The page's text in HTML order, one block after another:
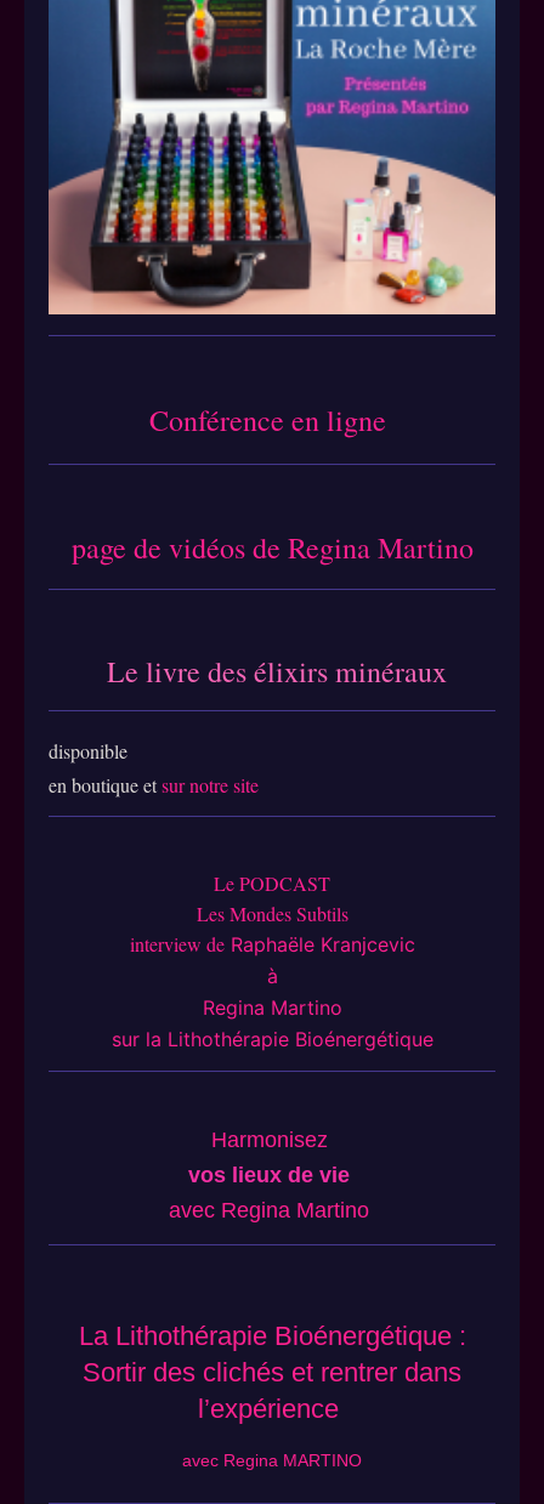
Conférence en ligne
page de vidéos de Regina Martino
Le livre des élixirs minéraux
disponible
en boutique etsur notre site
Le PODCAST
Les Mondes Subtils
interview de Raphaële Kranjcevic
à
Regina Martino
sur la Lithothérapie Bioénergétique
Harmonisez
vos lieux de vie
avec Regina Martino
La Lithothérapie Bioénergétique :
Sortir des clichés et rentrer dans
l’expérience
avec Regina MARTINO